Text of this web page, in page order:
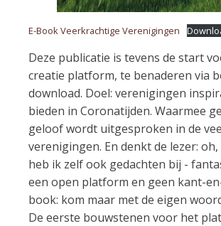
E-Book Veerkrachtige Verenigingen
Deze publicatie is tevens de start
creatie platform, te benaderen via
download. Doel: verenigingen
bieden in Coronatijden. Waarmee
geloof wordt uitgesproken in de
verenigingen. En denkt de lezer:
heb ik zelf ook gedachten bij -
een open platform en geen kant-
book: kom maar met de eigen
De eerste bouwstenen voor het